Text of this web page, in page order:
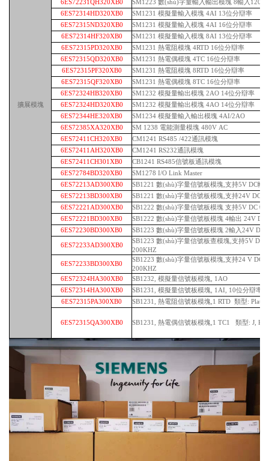
擴展模塊
6ES72231QH320XB0
SM1223 數(shù)字量輸入輸出模塊 8輸入120/
6ES72314HD320XB0
SM1231 模擬量輸入模塊 4AI 13位分辯率
6ES72315ND320XB0
SM1231 模擬量輸入模塊 4AI 16位分辯率
6ES72314HF320XB0
SM1231 模擬量輸入模塊 8AI 13位分辯率
6ES72315PD320XB0
SM1231 熱電阻模塊 4RTD 16位分辯率
6ES72315QD320XB0
SM1231 熱電偶模塊 4TC 16位分辯率
6ES72315PF320XB0
SM1231 熱電阻模塊 8RTD 16位分辯率
6ES72315QF320XB0
SM1231 熱電偶模塊 8TC 16位分辯率
6ES72324HB320XB0
SM1232 模擬量輸出模塊 2AO 14位分辯率
6ES72324HD320XB0
SM1232 模擬量輸出模塊 4AO 14位分辯率
6ES72344HE320XB0
SM1234 模擬量輸入輸出模塊 4AI/2AO
6ES72385XA320XB0
SM 1238 電能測量模塊 480V AC
6ES72411CH320XB0
CM1241 RS485 /422通訊模塊
6ES72411AH320XB0
CM1241 RS232通訊模塊
6ES72411CH301XB0
CB1241 RS485信號板通訊模塊
6ES72784BD320XB0
SM1278 I/O Link Master
6ES72213AD300XB0
SB1221 數(shù)字量信號板模塊,支持5V DC輸
6ES72213BD300XB0
SB1221 數(shù)字量信號板模塊,支持24V DC
6ES72221AD300XB0
SB1222 數(shù)字量信號板模塊 支持5V DC
6ES72221BD300XB0
SB1222 數(shù)字量信號板模塊 4輸出 24V
6ES72230BD300XB0
SB1223 數(shù)字量信號板模塊 2輸入24V DC/
6ES72233AD300XB0
SB1223 數(shù)字量信號板查模塊,支持5V
200KHZ
6ES72233BD300XB0
SB1223 數(shù)字量信號板模塊,支持24 V DC
200KHZ
6ES72324HA300XB0
SB1232, 模擬量信號板模塊, 1AO
6ES72314HA300XB0
SB1231, 模擬量信號板模塊, 1AI, 10位分辯率,
6ES72315PA300XB0
SB1231, 熱電阻信號板模塊,1 RTD 類型:
6ES72315QA300XB0 SB1231, 熱電偶信號板模塊,1 TC1 類型: J, K